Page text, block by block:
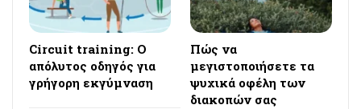
Circuit training: Ο
απόλυτος οδηγός για
γρήγορη εκγύμναση
Πώς να
μεγιστοποιήσετε τα
ψυχικά οφέλη των
διακοπών σας